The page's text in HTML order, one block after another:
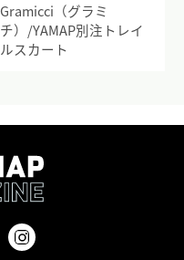
Gramicci（グラミ
チ）/YAMAP別注トレイ
ルスカート